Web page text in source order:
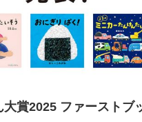
賞2025 ファーストブ